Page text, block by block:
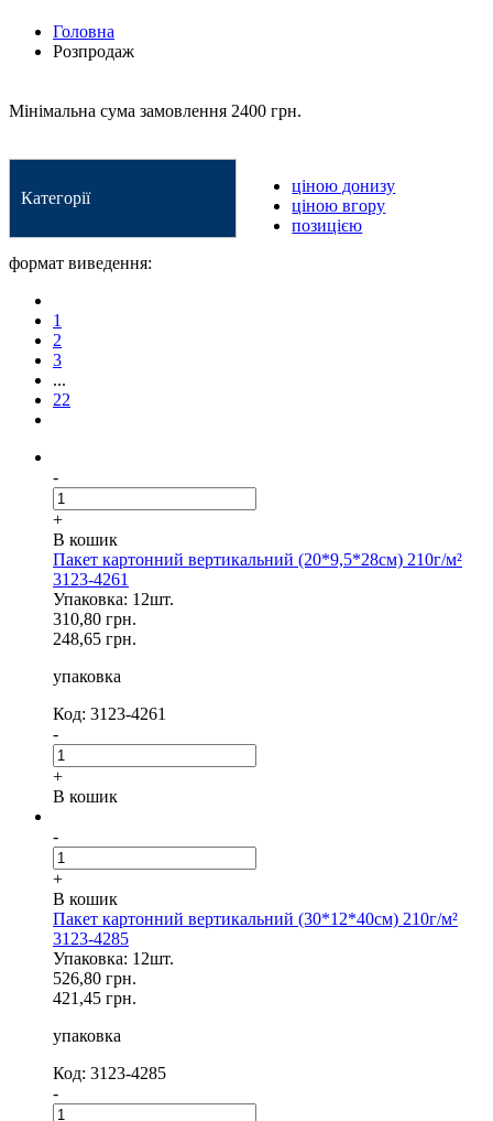
Головна
Розпродаж
Мінімальна сума замовлення 2400 грн.
Категорії
ціною донизу
ціною вгору
позицією
формат виведення:
1
2
3
...
22
-
+
В кошик
Пакет картонний вертикальний (20*9,5*28см) 210г/м²
3123-4261
Упаковка: 12шт.
310,80 грн.
248,65 грн.
упаковка
Код: 3123-4261
-
+
В кошик
-
+
В кошик
Пакет картонний вертикальний (30*12*40см) 210г/м²
3123-4285
Упаковка: 12шт.
526,80 грн.
421,45 грн.
упаковка
Код: 3123-4285
-